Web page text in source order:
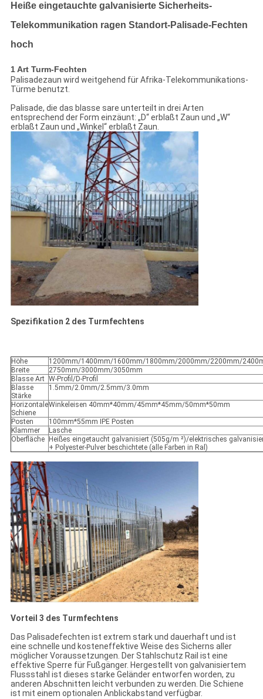
Heiße eingetauchte galvanisierte Sicherheits-
Telekommunikation ragen Standort-Palisade-Fechten
hoch
1 Art Turm-Fechten
Palisadezaun wird weitgehend für Afrika-Telekommunikations-
Türme benutzt.
Palisade, die das blasse sare unterteilt in drei Arten
entsprechend der Form einzäunt: „D“ erblaßt Zaun und „W“
erblaßt Zaun und „Winkel“ erblaßt Zaun.
Spezifikation 2 des Turmfechtens
Höhe
1200mm/1400mm/1600mm/1800mm/2000mm/2200mm/
Breite
2750mm/3000mm/3050mm
Blasse Art W-Profil/D-Profil
Blasse
Stärke
1.5mm/2.0mm/2.5mm/3.0mm
Horizontale
Schiene
Winkeleisen 40mm*40mm/45mm*45mm/50mm*50mm
Posten
100mm*55mm IPE Posten
Klammer
Lasche
Oberfläche
Heißes eingetaucht galvanisiert (505g/m ²)/elektrisches
+ Polyester-Pulver beschichtete (alle Farben in Ral)
Vorteil 3 des Turmfechtens
Das Palisadefechten ist extrem stark und dauerhaft und ist
eine schnelle und kosteneffektive Weise des Sicherns aller
möglicher Voraussetzungen. Der Stahlschutz Rail ist eine
effektive Sperre für Fußgänger. Hergestellt von galvanisiertem
Flussstahl ist dieses starke Geländer entworfen worden, zu
anderen Abschnitten leicht verbunden zu werden. Die Schiene
ist mit einem optionalen Anblickabstand verfügbar.